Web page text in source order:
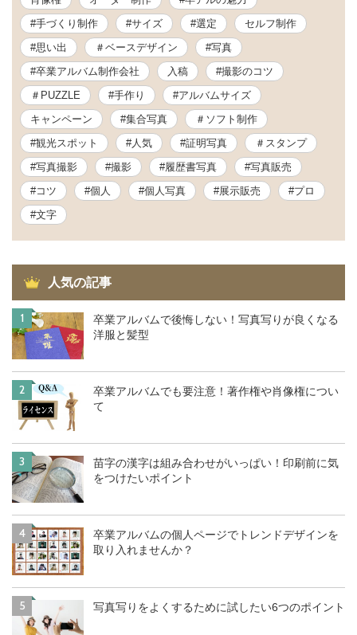
#手づくり制作
#サイズ #選定
セルフ制作
#思い出
＃ベースデザイン
#写真
#卒業アルバム制作会社
入稿
#撮影のコツ
＃PUZZLE
#手作り
#アルバムサイズ
キャンペーン
#集合写真
＃ソフト制作
#観光スポット
#人気 #証明写真
＃スタンプ
#写真撮影
#撮影 #履歴書写真
#写真販売
#コツ
#個人 #個人写真 #展示販売
#プロ
#文字
人気の記事
1
卒業アルバムで後悔しない！写真写りが良くなる
洋服と髪型
2
卒業アルバムでも要注意！著作権や肖像権につい
て
3
苗字の漢字は組み合わせがいっぱい！印刷前に気
をつけたいポイント
4
卒業アルバムの個人ページでトレンドデザインを
取り入れませんか？
5 写真写りをよくするために試したい6つのポイント